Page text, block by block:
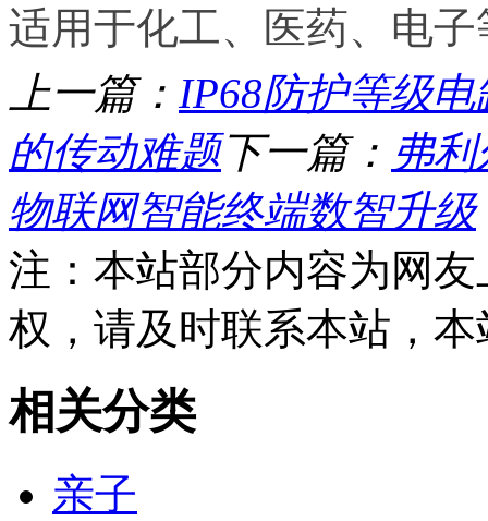
适用于化工、医药、电
上一篇： IP68防护等级
的传动难题下一篇： 弗
物联网智能终端数智升级
注：本站部分内容为网
权，请及时联系本站，
相关分类
亲子